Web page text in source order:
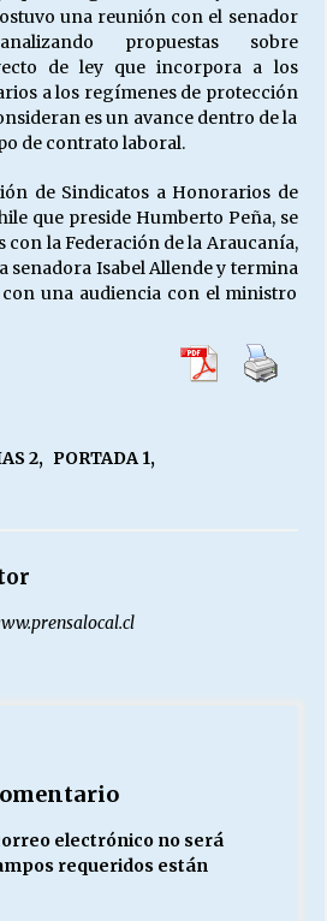
una reunión con el senador
propuestas sobre
de ley que incorpora a los
a los regímenes de protección
es un avance dentro de la
de contrato laboral.
de Sindicatos a Honorarios de
que preside Humberto Peña, se
con la Federación de la Araucanía,
senadora Isabel Allende y termina
con una audiencia con el ministro
2, PORTADA 1,
electrónico no será
requeridos están